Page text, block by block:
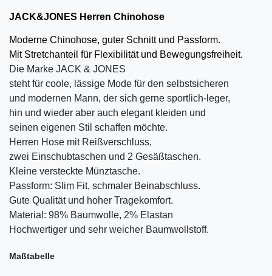
JACK&JONES Herren Chinohose
Moderne Chinohose, guter Schnitt und Passform.
Mit Stretchanteil für Flexibilität und Bewegungsfreiheit.
Die Marke JACK & JONES
steht für coole, lässige Mode für den selbstsicheren
und modernen Mann, der sich gerne sportlich-leger,
hin und wieder aber auch elegant kleiden und
seinen eigenen Stil schaffen möchte.
Herren Hose mit Reißverschluss,
zwei Einschubtaschen und 2 Gesäßtaschen.
Kleine versteckte Münztasche.
Passform: Slim Fit, schmaler Beinabschluss.
Gute Qualität und hoher Tragekomfort.
Material: 98% Baumwolle, 2% Elastan
Hochwertiger und sehr weicher Baumwollstoff.
Maßtabelle